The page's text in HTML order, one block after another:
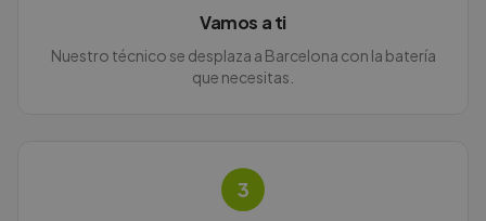
Vamos a ti
Nuestro técnico se desplaza a Barcelona con la batería
que necesitas.
3